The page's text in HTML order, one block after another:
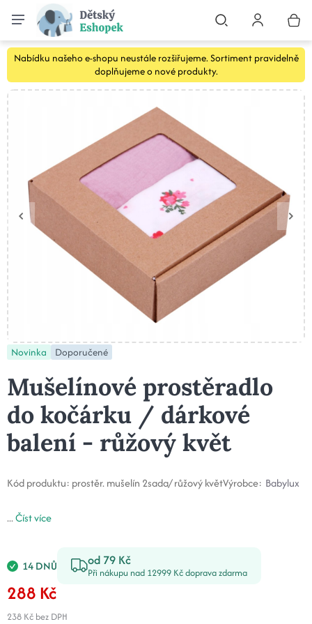
Nabídku našeho e-shopu neustále rozšiřujeme. Sortiment pravidelně
doplňujeme o nové produkty.
Novinka Doporučené
Mušelínové prostěradlo
do kočárku / dárkové
balení - růžový květ
Kód produktu: prostěr. mušelín 2sada/ růžový květVýrobce: Babylux
...Číst více
14 DNŮ od 79 Kč
Při nákupu nad 12999 Kč doprava zdarma
288 Kč
238 Kč bez DPH